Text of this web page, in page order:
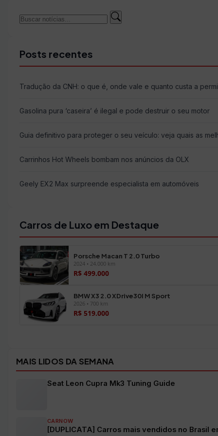
Buscar
Buscar
Posts recentes
Tradução da CNH: o que é, onde vale e quanto custa a
Gasolina pura ‘caseira’ é ilegal e pode destruir o seu motor
Guia definitivo para proteger o seu veículo: veja quais as
Carrinhos Hot Wheels bombam nos anúncios da OLX
Geely EX2 Max surpreende especialista em automóveis
Carros de Luxo em Destaque
Porsche Macan T 2.0 Turbo
2024 • 24.000 km
R$ 499.000
BMW X3 2.0 XDrive30I M Sport
2026 • 700 km
R$ 519.000
MAIS LIDOS DA SEMANA
Seat Leon Cupra Mk3 Tuning Guide
CARNOW
[DUPLICATA] Carros mais vendidos no Brasil